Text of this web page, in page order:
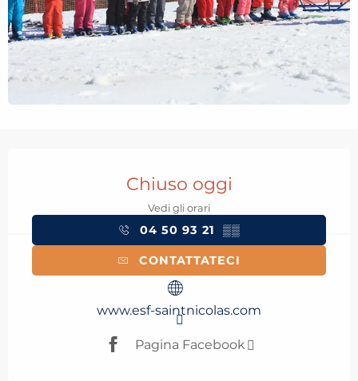
Chiuso oggi
Vedi gli orari
04 50 93 21 ▒▒
CONTATTATECI
www.esf-saintnicolas.com
Pagina Facebook